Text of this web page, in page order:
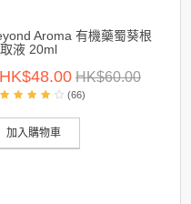
Aroma 有機藥蜀葵根
液 20ml
HK$48.00 HK$60.00
(66)
加入購物車